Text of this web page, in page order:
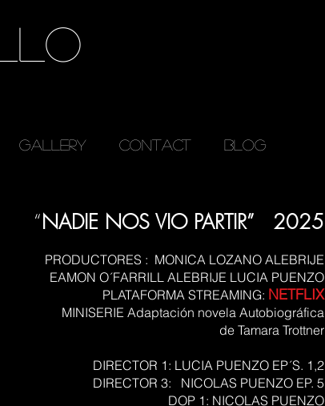
GALLERY CONTACT Blog
“NADIE NOS VIO PARTIR” 2025
PRODUCTORES : MONICA LOZANO ALEBRIJE
EAMON O´FARRILL ALEBRIJE LUCIA PUENZO
PLATAFORMA STREAMING: NETFLIX
MINISERIE Adaptación novela Autobiográfica
de Tamara Trottner
DIRECTOR 1: LUCIA PUENZO EP´S. 1,2
DIRECTOR 3: NICOLAS PUENZO EP. 5
DOP 1: NICOLAS PUENZO